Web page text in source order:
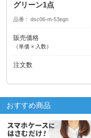
グリーン1点
品番 dsc06-m-53egn
販売価格
（単価 × 入数）
注文数
おすすめ商品